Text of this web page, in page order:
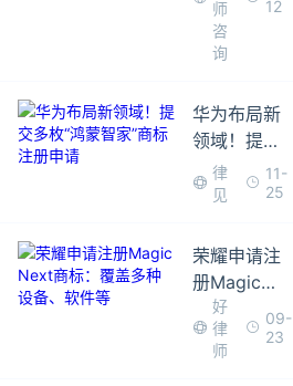
师
咨
询
12
华为布局新
领域！提交
多枚“鸿蒙智
家”商标注册
律
见
11-
25
荣耀申请注
册Magic
Next商标：
覆盖多种设
备、软件等
好
律
师
09-
23